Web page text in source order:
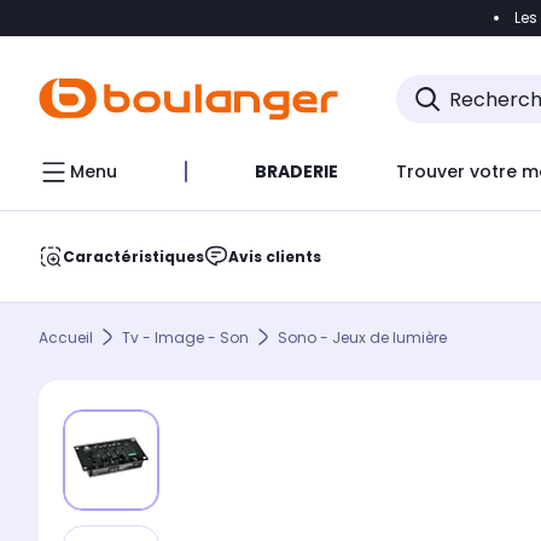
Accéder
Menu BRADERIE Trouver votre
Caractéristiques Avis clients
Accueil Tv - Image - Son Sono - Jeux de lumière